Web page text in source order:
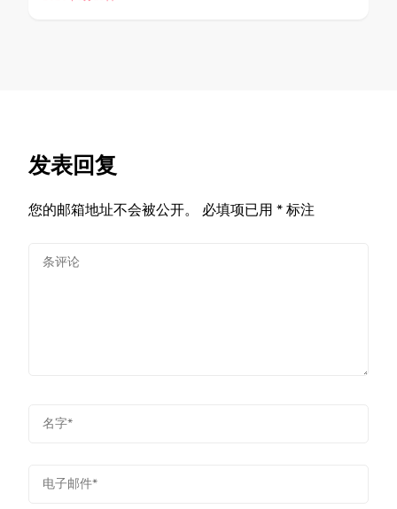
发表回复
您的邮箱地址不会被公开。 必填项已用 *标注